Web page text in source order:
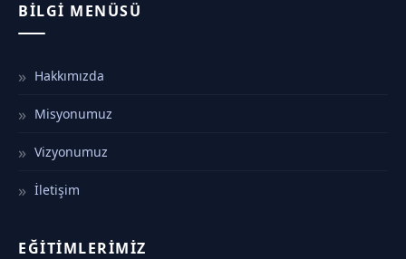
BILGI MENÜSÜ
Hakkımızda
Misyonumuz
Vizyonumuz
İletişim
EĞITIMLERIMIZ